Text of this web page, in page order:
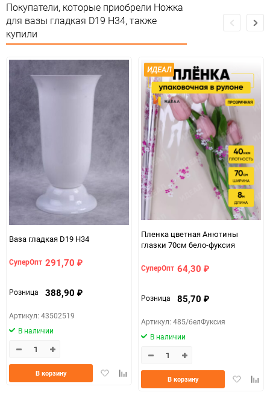
Покупатели, которые приобрели Ножка
для вазы гладкая D19 H34, также
купили
Ваза гладкая D19 H34
СуперОпт 291,70 ₽
Розница 388,90 ₽
Артикул: 43502519
В наличии
ДобавитьДобавить
В корзину
ИДЕАЛ
Пленка цветная Анютины
глазки 70см бело-фуксия
СуперОпт 64,30 ₽
Розница 85,70 ₽
Артикул: 485/белФуксия
В наличии
Добавить
В корзину